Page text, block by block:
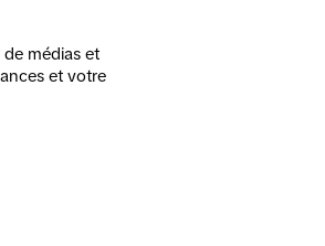
médias et
et votre